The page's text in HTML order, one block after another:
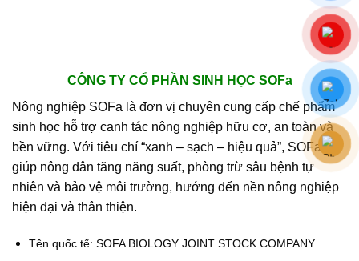
CÔNG TY CỔ PHẦN SINH HỌC SOFa
Nông nghiệp SOFa là đơn vị chuyên cung cấp chế phẩm
sinh học hỗ trợ canh tác nông nghiệp hữu cơ, an toàn và
bền vững. Với tiêu chí “xanh – sạch – hiệu quả”, SOFa
giúp nông dân tăng năng suất, phòng trừ sâu bệnh tự
nhiên và bảo vệ môi trường, hướng đến nền nông nghiệp
hiện đại và thân thiện.
Tên quốc tế: SOFA BIOLOGY JOINT STOCK COMPANY